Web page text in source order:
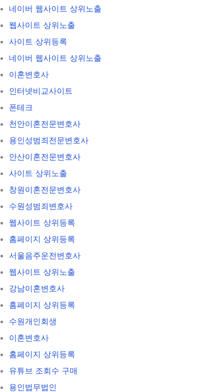
네이버 웹사이트 상위노출
웹사이트 상위노출
사이트 상위등록
네이버 웹사이트 상위노출
이혼변호사
인터넷비교사이트
폰테크
천안이혼전문변호사
용인성범죄전문변호사
안산이혼전문변호사
사이트 상위노출
창원이혼전문변호사
수원성범죄변호사
웹사이트 상위등록
홈페이지 상위등록
서울음주운전변호사
웹사이트 상위노출
강남이혼변호사
홈페이지 상위등록
수원개인회생
이혼변호사
홈페이지 상위등록
유튜브 조회수 구매
용인법무법인